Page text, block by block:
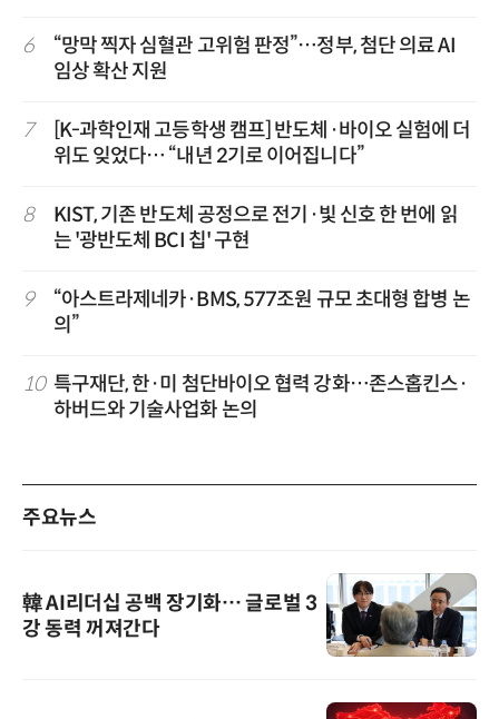
6
“망막 찍자 심혈관 고위험 판정”…정부, 첨단 의료 AI
임상 확산 지원
7
[K-과학인재 고등학생 캠프] 반도체·바이오 실험에 더
위도 잊었다… “내년 2기로 이어집니다”
8
KIST, 기존 반도체 공정으로 전기·빛 신호 한 번에 읽
는 '광반도체 BCI 칩' 구현
9
“아스트라제네카·BMS, 577조원 규모 초대형 합병 논
의”
10 특구재단, 한·미 첨단바이오 협력 강화…존스홉킨스·
하버드와 기술사업화 논의
주요뉴스
韓 AI리더십 공백 장기화… 글로벌 3
강 동력 꺼져간다